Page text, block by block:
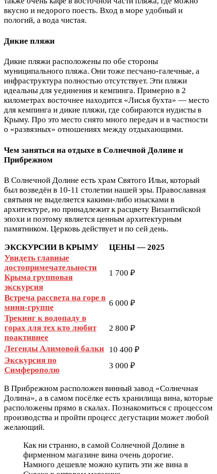
вкусно и недорого поесть. Вход в море удобный и
пологий, а вода чистая.
Дикие пляжи
Дикие пляжи расположены по обе стороны
муниципального пляжа. Они тоже песчано-галечные, а
инфраструктура полностью отсутствует. Эти пляжи
идеальны для уединения и кемпинга. Примерно в 2
километрах восточнее находится «Лисья бухта» — место
для кемпинга и дикие пляжи, где собираются нудисты в
Крыму. Про это место снято много передач и в частности
о «развязных» отношениях между отдыхающими.
Чем заняться на отдыхе в Солнечной Долине и
Прибрежном
В Солнечной Долине есть храм Святого Ильи, который
был возведён в 10-11 столетии нашей эры. Православная
святыня не выделяется какими-либо изысками в
архитектуре, но принадлежит к расцвету Византийской
эпохи и поэтому является ценным архитектурным
памятником. Церковь действует и по сей день.
ЭКСКУРСИИ В КРЫМУ
ЦЕНЫ — 2025
Увидеть главные
достопримечательности
Крыма групповая
экскурсия
1 700 ₽
Встреча рассвета на горе в
мини-группе
6 000 ₽
Трекинг к водопаду в
горах для тех кто любит
поактивнее
2 800 ₽
Легенды Алимовой балки 10 400 ₽
Экскурсия по
Симферополю
3 000 ₽
В Прибрежном расположен винный завод «Солнечная
Долина», а в самом посёлке есть хранилища вина, которые
расположены прямо в скалах. Познакомиться с процессом
производства и пройти процесс дегустации может любой
желающий.
Как ни странно, в самой Солнечной Долине в
фирменном магазине вина очень дорогие.
Намного дешевле можно купить эти же вина в